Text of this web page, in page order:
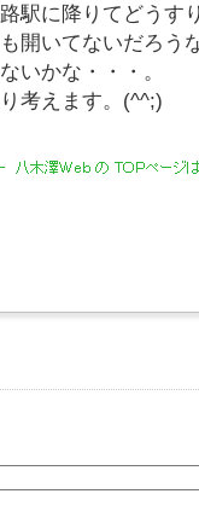
駅に降りてどうす
開いてないだろう
いかな・・・。
考えます。(^^;)